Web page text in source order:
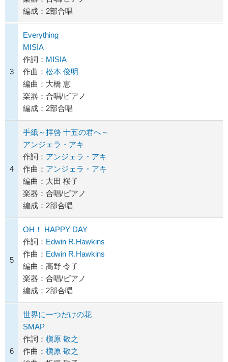
編成：2部合唱
3
Everything
MISIA
作詞： MISIA
作曲： 松本 俊明
編曲：大橋 恵
楽器：合唱/ピアノ
編成：2部合唱
4
手紙～拝啓 十五の君へ～
アンジェラ・アキ
作詞： アンジェラ・アキ
作曲： アンジェラ・アキ
編曲：大田 桜子
楽器：合唱/ピアノ
編成：2部合唱
5
OH！ HAPPY DAY
作詞： Edwin R.Hawkins
作曲： Edwin R.Hawkins
編曲：高野 令子
楽器：合唱/ピアノ
編成：2部合唱
6
世界に一つだけの花
SMAP
作詞： 槇原 敬之
作曲： 槇原 敬之